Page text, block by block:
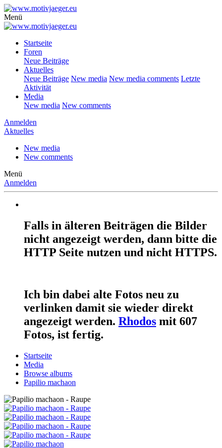
Menü
Startseite
Foren
Neue Beiträge
Aktuelles
Neue Beiträge New media New media comments Letzte
Aktivität
Media
New media New comments
Anmelden
Aktuelles
New media
New comments
Menü
Anmelden
Falls in älteren Beiträgen die Bilder
nicht angezeigt werden, dann bitte die
HTTP Seite nutzen und nicht HTTPS.
Ich bin dabei alte Fotos neu zu
verlinken damit sie wieder direkt
angezeigt werden. Rhodos mit 607
Fotos, ist fertig.
Startseite
Media
Browse albums
Papilio machaon